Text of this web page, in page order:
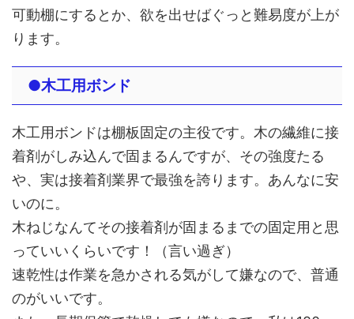
可動棚にするとか、欲を出せばぐっと難易度が上が
ります。
●木工用ボンド
木工用ボンドは棚板固定の主役です。木の繊維に接
着剤がしみ込んで固まるんですが、その強度たる
や、実は接着剤業界で最強を誇ります。あんなに安
いのに。
木ねじなんてその接着剤が固まるまでの固定用と思
っていいくらいです！（言い過ぎ）
速乾性は作業を急かされる気がして嫌なので、普通
のがいいです。